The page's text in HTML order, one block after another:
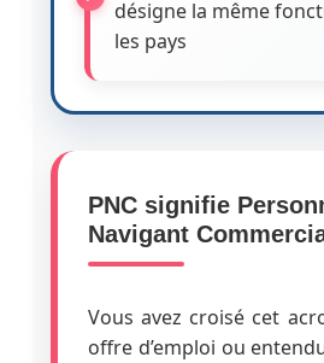
désigne la même
les pays
PNC signifie
Navigant
Vous avez croisé cet
offre d’emploi ou